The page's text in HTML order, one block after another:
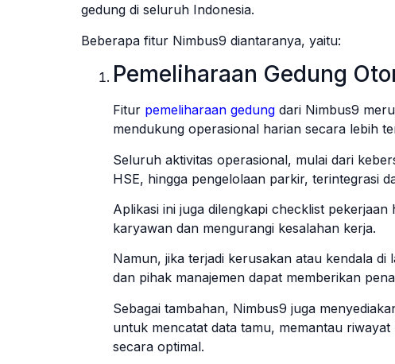
gedung di seluruh Indonesia.
Beberapa fitur Nimbus9 diantaranya, yaitu:
Pemeliharaan Gedung
Fitur pemeliharaan gedung dari Nimbus9
mendukung operasional harian secara lebih
Seluruh aktivitas operasional, mulai dari
HSE, hingga pengelolaan parkir, terintegrasi
Aplikasi ini juga dilengkapi checklist
karyawan dan mengurangi kesalahan kerja.
Namun, jika terjadi kerusakan atau kendala
dan pihak manajemen dapat memberikan
Sebagai tambahan, Nimbus9 juga
untuk mencatat data tamu, memantau
secara optimal.